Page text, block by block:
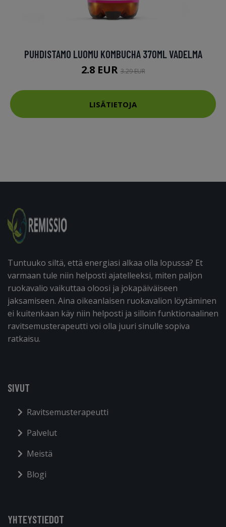
PUHDISTAMO LUOMU KOMBUCHA 370ML VADELMA
2.8 EUR3.29 EUR
LISÄTIETOJA
Tuntuuko siltä, että energiasi alkaa olla lopussa? Et
varmaan tule niin helposti ajatelleeksi, miten paljon
ruokavalio vaikuttaa oloosi ja jokapäiväiseen
jaksamiseen. Aina oikeanlaisen ruokavalion löytäminen
ei kuitenkaan käy niin helposti ja silloin funktionaalinen
ravitsemusterapeutti voi olla juuri sinulle sopiva
ratkaisu.
SIVUT
Ravitsemusterapeutti
Palvelut
Meistä
Blogi
YHTEYSTIEDOT